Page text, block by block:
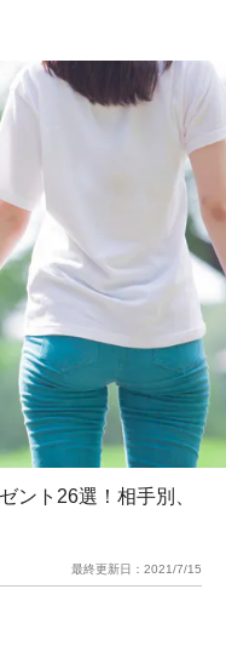
ント26選！相手別、
最終更新日： 2021/7/15